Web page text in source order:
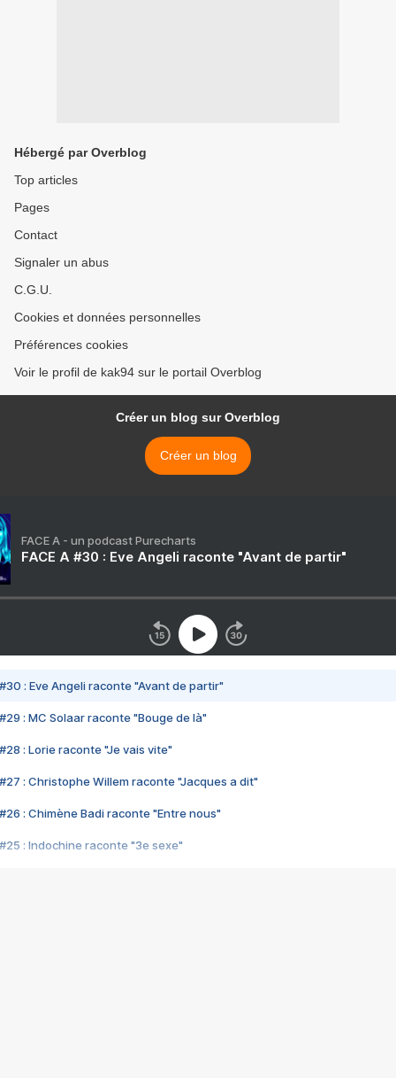
Hébergé par Overblog
Top articles
Pages
Contact
Signaler un abus
C.G.U.
Cookies et données personnelles
Préférences cookies
Voir le profil de kak94 sur le portail Overblog
Créer un blog sur Overblog
Créer un blog
FACE A - un podcast Purecharts
FACE A #30 : Eve Angeli raconte "Avant de partir"
#30 : Eve Angeli raconte "Avant de partir"
#29 : MC Solaar raconte "Bouge de là"
#28 : Lorie raconte "Je vais vite"
#27 : Christophe Willem raconte "Jacques a dit"
#26 : Chimène Badi raconte "Entre nous"
#25 : Indochine raconte "3e sexe"